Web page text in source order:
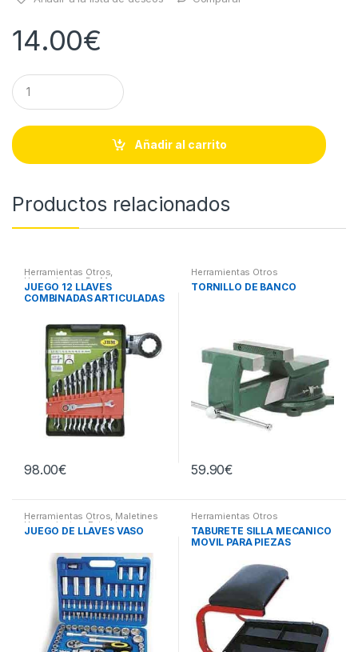
14.00€
Q
u
a
t
i
Añadir al carrito
Productos relacionados
Herramientas Otros,
Herramientas De Mano
Herramientas De Mano
JUEGO 12 LLAVES
COMBINADAS ARTICULADAS
98.00€
Herramientas Otros
TORNILLO DE BANCO
59.90€
Herramientas Otros, Maletines
Herramientas, Extractores,
Compresímetros, otros
JUEGO DE LLAVES VASO
Herramientas Otros
TABURETE SILLA MECANICO
MOVIL PARA PIEZAS